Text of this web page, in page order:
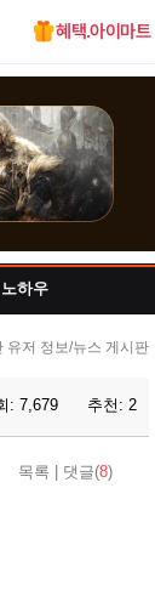
혜택.아이마트
하우
유저 정보/뉴스 게시판
: 7,679 추천: 2
목록 댓글(8)